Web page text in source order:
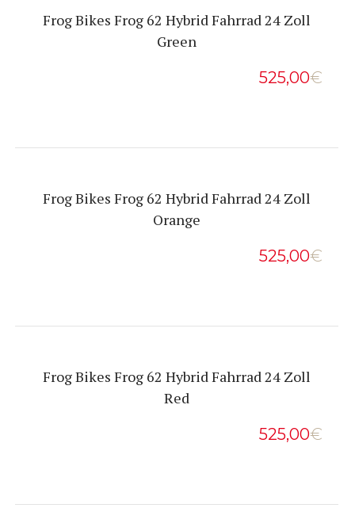
Frog Bikes Frog 62 Hybrid Fahrrad 24 Zoll
Green
525,00€
Frog Bikes Frog 62 Hybrid Fahrrad 24 Zoll
Orange
525,00€
Frog Bikes Frog 62 Hybrid Fahrrad 24 Zoll
Red
525,00€